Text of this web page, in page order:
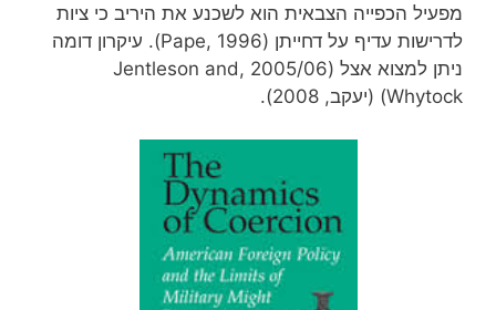
מפעיל הכפייה הצבאית הוא לשכנע את היריב כי ציות
לדרישות עדיף על דחייתן (Pape, 1996). עיקרון דומה
ניתן למצוא אצל (2005/06 ,Jentleson and
Whytock) (יעקב, 2008).